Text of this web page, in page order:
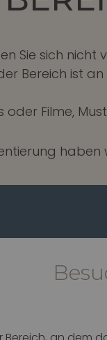
Sie sich
Bereich ist
oder Filme,
haben